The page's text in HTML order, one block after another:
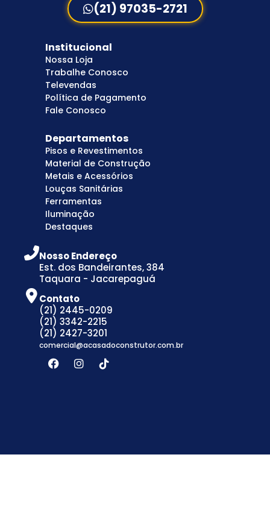
(21) 97035-2721
Institucional
Nossa Loja
Trabalhe Conosco
Televendas
Política de Pagamento
Fale Conosco
Departamentos
Pisos e Revestimentos
Material de Construção
Metais e Acessórios
Louças Sanitárias
Ferramentas
Iluminação
Destaques
Nosso Endereço
Est. dos Bandeirantes, 384
Taquara - Jacarepaguá
Contato
(21) 2445-0209
(21) 3342-2215
(21) 2427-3201
comercial@acasadoconstrutor.com.br